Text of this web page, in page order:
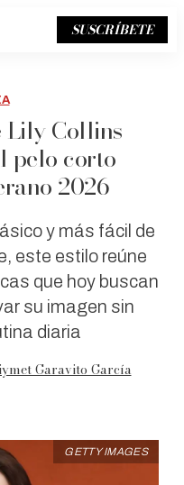
SUSCRÍBETE
Lily Collins
pelo corto
2026
y más fácil de
este estilo reúne
que hoy buscan
su imagen sin
diaria
Garavito García
GETTY IMAGES